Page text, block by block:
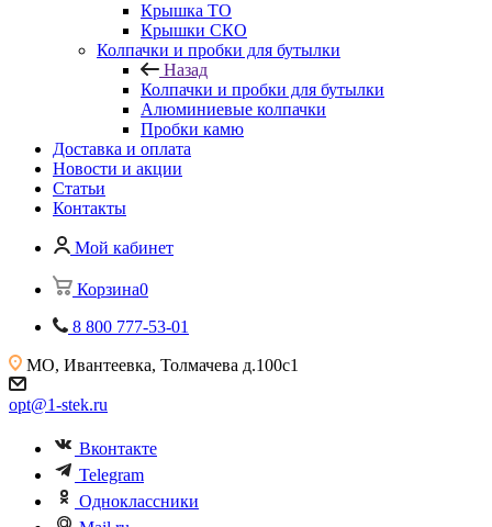
Крышка ТО
Крышки СКО
Колпачки и пробки для бутылки
Назад
Колпачки и пробки для бутылки
Алюминиевые колпачки
Пробки камю
Доставка и оплата
Новости и акции
Статьи
Контакты
Мой кабинет
Корзина0
8 800 777-53-01
МО, Ивантеевка, Толмачева д.100с1
opt@1-stek.ru
Вконтакте
Telegram
Одноклассники